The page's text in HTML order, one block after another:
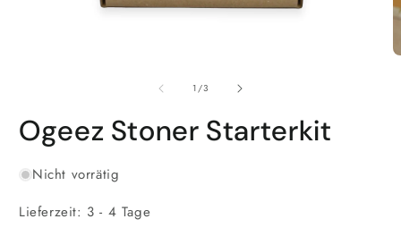
1/von
3
Ogeez Stoner Starterkit
Nicht vorrätig
Lieferzeit: 3 - 4 Tage